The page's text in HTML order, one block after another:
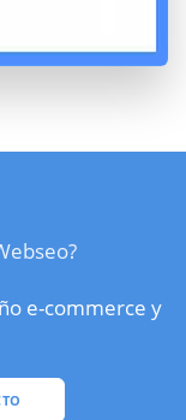
e-commerce y